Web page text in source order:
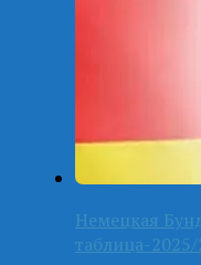
Немецкая
таблица-